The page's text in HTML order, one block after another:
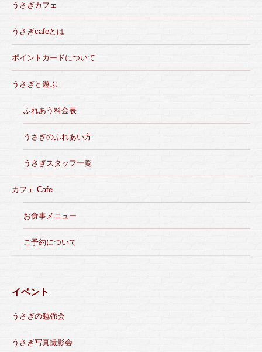
うさぎカフェ
うさぎcafeとは
ポイントカードについて
うさぎと遊ぶ
ふれあう料金表
うさぎのふれあい方
うさぎスタッフ一覧
カフェ Cafe
お食事メニュー
ご予約について
イベント
うさぎの勉強会
うさぎ写真撮影会